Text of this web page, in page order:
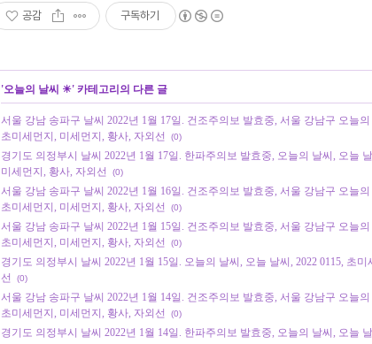
공감 구독하기
'오늘의 날씨 ☀' 카테고리의 다른 글
서울 강남 송파구 날씨 2022년 1월 17일. 건조주의보 발효중, 서울 강남구 오늘의
초미세먼지, 미세먼지, 황사, 자외선
(0)
경기도 의정부시 날씨 2022년 1월 17일. 한파주의보 발효중, 오늘의 날씨, 오늘
미세먼지, 황사, 자외선
(0)
서울 강남 송파구 날씨 2022년 1월 16일. 건조주의보 발효중, 서울 강남구 오늘의
초미세먼지, 미세먼지, 황사, 자외선
(0)
서울 강남 송파구 날씨 2022년 1월 15일. 건조주의보 발효중, 서울 강남구 오늘의
초미세먼지, 미세먼지, 황사, 자외선
(0)
경기도 의정부시 날씨 2022년 1월 15일. 오늘의 날씨, 오늘 날씨, 2022 0115, 초
선
(0)
서울 강남 송파구 날씨 2022년 1월 14일. 건조주의보 발효중, 서울 강남구 오늘의
초미세먼지, 미세먼지, 황사, 자외선
(0)
경기도 의정부시 날씨 2022년 1월 14일. 한파주의보 발효중, 오늘의 날씨, 오늘